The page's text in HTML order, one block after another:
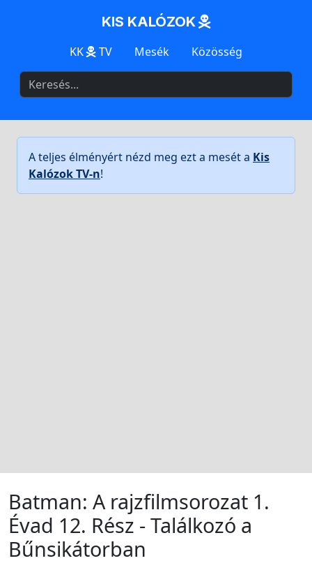
KIS KALÓZOK
KK TV Mesék Közösség
A teljes élményért nézd meg ezt a mesét a Kis
Kalózok TV-n!
Batman: A rajzfilmsorozat 1.
Évad 12. Rész - Találkozó a
Bűnsikátorban